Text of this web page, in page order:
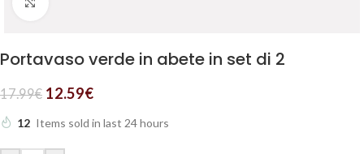
Portavaso verde in abete in set di 2
17.99€ 12.59€
12 Items sold in last 24 hours